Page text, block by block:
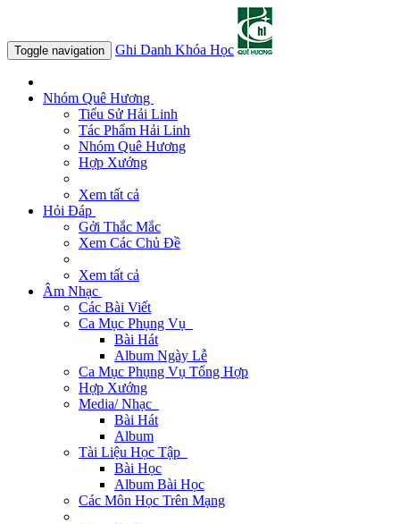
Toggle navigation Ghi Danh Khóa Học
Nhóm Quê Hương
Tiểu Sử Hải Linh
Tác Phẩm Hải Linh
Nhóm Quê Hương
Hợp Xướng
Xem tất cả
Hỏi Đáp
Gởi Thắc Mắc
Xem Các Chủ Đề
Xem tất cả
Âm Nhạc
Các Bài Viết
Ca Mục Phụng Vụ
Bài Hát
Album Ngày Lễ
Ca Mục Phụng Vụ Tổng Hợp
Hợp Xướng
Media/ Nhạc
Bài Hát
Album
Tài Liệu Học Tập
Bài Học
Album Bài Học
Các Môn Học Trên Mạng